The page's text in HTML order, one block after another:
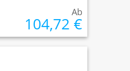
Ab
104,72 €